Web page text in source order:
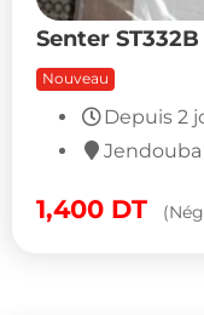
Senter
Nouveau
Depuis 2
Jendouba
1,400 DT